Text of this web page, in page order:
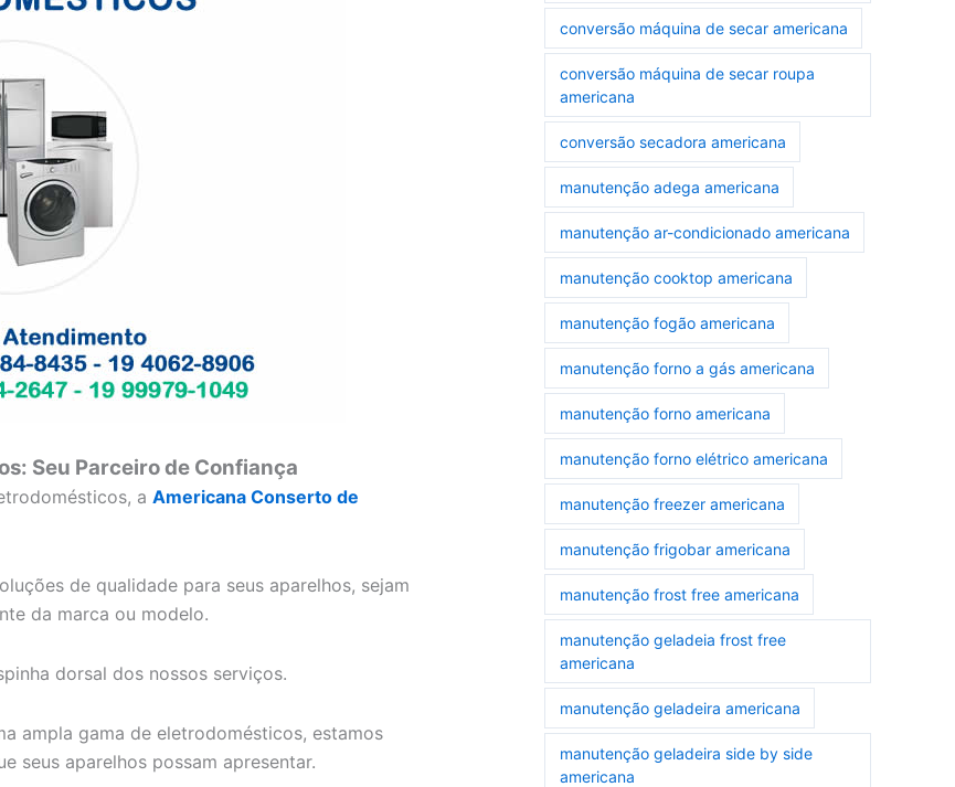
Seu Parceiro de Confiança
a Americana Conserto de
de qualidade para seus aparelhos, sejam
da marca ou modelo.
dorsal dos nossos serviços.
ampla gama de eletrodomésticos, estamos
seus aparelhos possam apresentar.
conversão máquina de secar americana
conversão máquina de secar roupa
americana
conversão secadora americana
manutenção adega americana
manutenção ar-condicionado americana
manutenção cooktop americana
manutenção fogão americana
manutenção forno a gás americana
manutenção forno americana
manutenção forno elétrico americana
manutenção freezer americana
manutenção frigobar americana
manutenção frost free americana
manutenção geladeia frost free
americana
manutenção geladeira americana
manutenção geladeira side by side
americana